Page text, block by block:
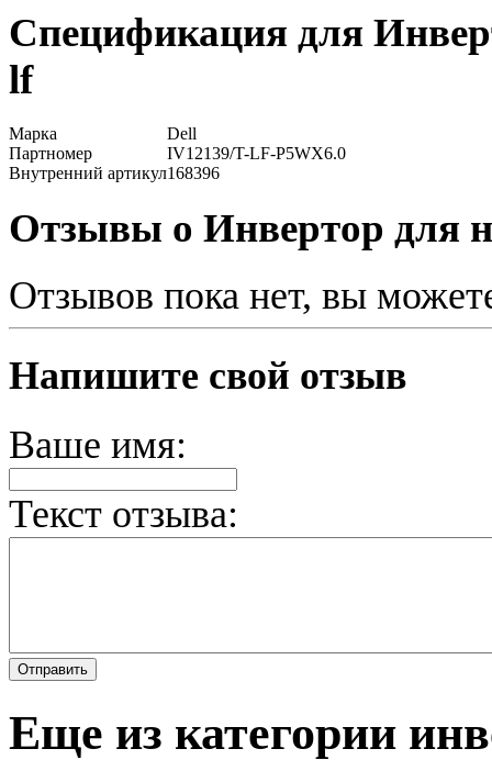
Спецификация для
lf
Марка
Dell
Партномер
IV12139/T-LF-P5WX6.0
Внутренний артикул168396
Отзывы о Инвертор для
Отзывов пока нет, вы
Напишите свой отзыв
Ваше имя:
Текст отзыва:
Еще из категории